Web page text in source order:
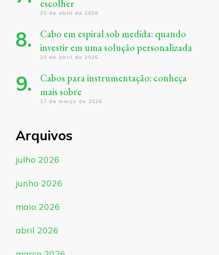
escolher
30 de abril de 2026
Cabo em espiral sob medida: quando
investir em uma solução personalizada
20 de abril de 2026
Cabos para instrumentação: conheça
mais sobre
27 de março de 2026
Arquivos
julho 2026
junho 2026
maio 2026
abril 2026